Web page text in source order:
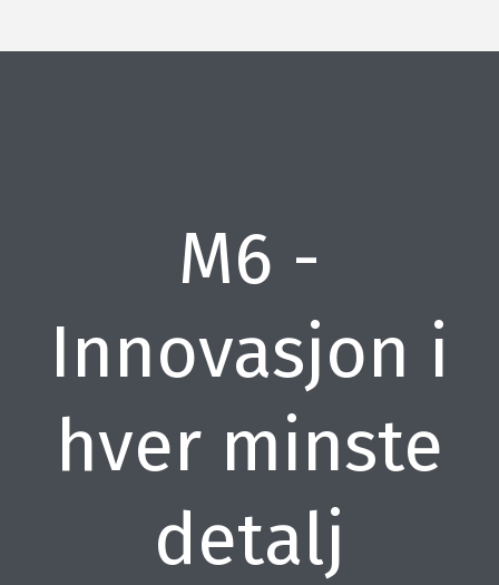
M6 -
Innovasjon i
hver minste
detalj